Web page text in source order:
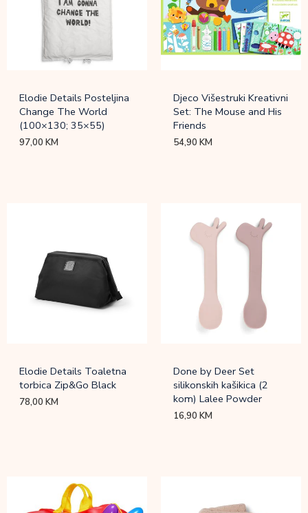
Elodie Details Posteljina
Change The World
(100×130; 35×55)
97,00KM
Djeco Višestruki Kreativni
Set: The Mouse and His
Friends
54,90KM
Elodie Details Toaletna
torbica Zip&Go Black
78,00KM
Done by Deer Set
silikonskih kašikica (2
kom) Lalee Powder
16,90KM